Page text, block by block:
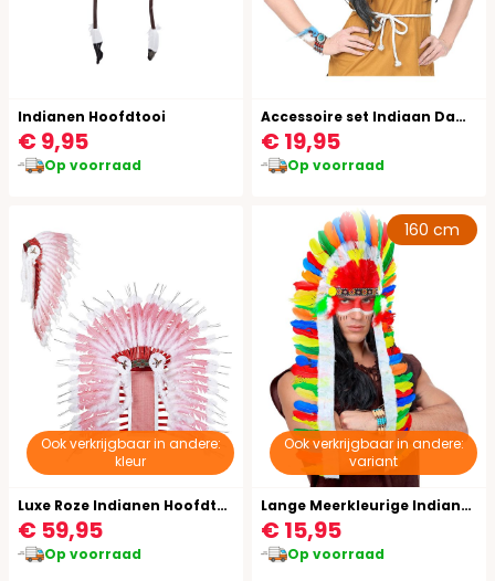
Indianen Hoofdtooi
€ 9,95
Op voorraad
Accessoire set Indiaan Dames
€ 19,95
Op voorraad
Ook verkrijgbaar in andere:
kleur
Luxe Roze Indianen Hoofdtooi
€ 59,95
Op voorraad
Ook verkrijgbaar in andere:
variant
160 cm
Lange Meerkleurige Indianen Hoofdtooi
€ 15,95
Op voorraad